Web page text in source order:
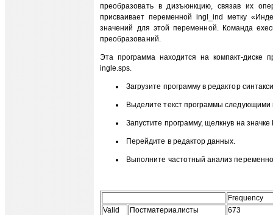
преобразовать в дизъюнкцию, связав их
присваивает переменной ingl_ind метку
значений для этой переменной. Команда
преобразований.
Эта программа находится на компакт-диске
ingle.sps.
Загрузите программу в редактор
Выделите текст программы
Запустите программу, щелкнув на значке
Перейдите в редактор данных.
Выполните частотный анализ
Frequency
Valid
Постматериалисты
673